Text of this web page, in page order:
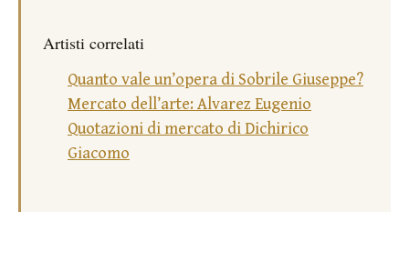
Artisti correlati
Quanto vale un’opera di Sobrile Giuseppe?
Mercato dell’arte: Alvarez Eugenio
Quotazioni di mercato di Dichirico
Giacomo